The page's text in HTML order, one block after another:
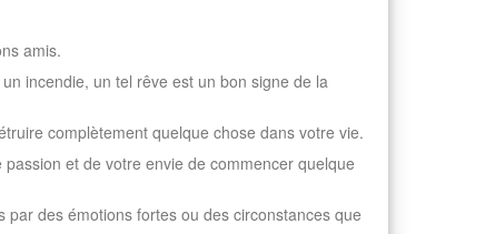
amis.
incendie, un tel rêve est un bon signe de la
complètement quelque chose dans votre vie.
et de votre envie de commencer quelque
des émotions fortes ou des circonstances que